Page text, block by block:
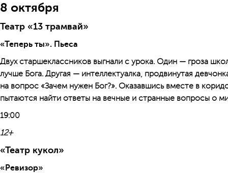
8 октября
Театр «13 трамвай»
«Теперь ты». Пьеса
Двух старшеклассников выгнали с урока. Один — гроза
лучше Бога. Другая — интеллектуалка, продвинутая
на вопрос «Зачем нужен Бог?». Оказавшись вместе в
пытаются найти ответы на вечные и странные вопросы о
19:00
12+
«Театр кукол»
«Ревизор»